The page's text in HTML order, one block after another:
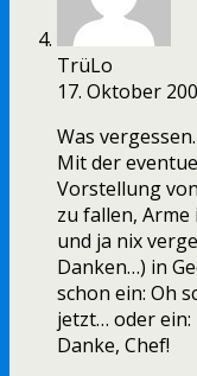
TrüLo
17. Oktober
Was vergessen.
Mit der
Vorstellung
zu fallen,
und ja nix
Danken…) in
schon ein: Oh
jetzt… oder
Danke, Chef!